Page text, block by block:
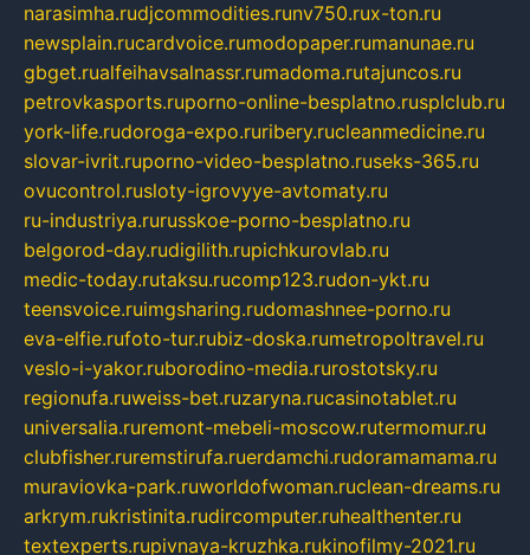
narasimha.rudjcommodities.runv750.rux-ton.ru
newsplain.rucardvoice.rumodopaper.rumanunae.ru
gbget.rualfeihavsalnassr.rumadoma.rutajuncos.ru
petrovkasports.ruporno-online-besplatno.rusplclub.ru
york-life.rudoroga-expo.ruribery.rucleanmedicine.ru
slovar-ivrit.ruporno-video-besplatno.ruseks-365.ru
ovucontrol.rusloty-igrovyye-avtomaty.ru
ru-industriya.rurusskoe-porno-besplatno.ru
belgorod-day.rudigilith.rupichkurovlab.ru
medic-today.rutaksu.rucomp123.rudon-ykt.ru
teensvoice.ruimgsharing.rudomashnee-porno.ru
eva-elfie.rufoto-tur.rubiz-doska.rumetropoltravel.ru
veslo-i-yakor.ruborodino-media.rurostotsky.ru
regionufa.ruweiss-bet.ruzaryna.rucasinotablet.ru
universalia.ruremont-mebeli-moscow.rutermomur.ru
clubfisher.ruremstirufa.ruerdamchi.rudoramamama.ru
muraviovka-park.ruworldofwoman.ruclean-dreams.ru
arkrym.rukristinita.rudircomputer.ruhealthenter.ru
textexperts.rupivnaya-kruzhka.rukinofilmy-2021.ru